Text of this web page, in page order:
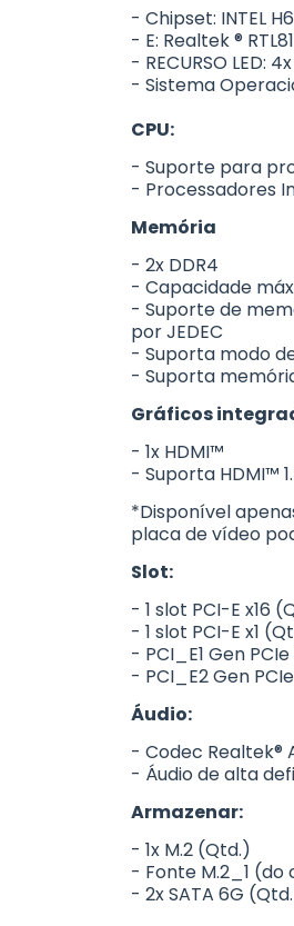
- Chipset: INTEL
- E: Realtek ®
- RECURSO LED:
- Sistema
CPU:
- Suporte para
- Processadores
Memória
- 2x DDR4
- Capacidade
- Suporte de
por JEDEC
- Suporta modo
- Suporta
Gráficos
- 1x HDMI™
- Suporta HDMI™
*Disponível
placa de vídeo
Slot:
- 1 slot PCI-E x16
- 1 slot PCI-E x1
- PCI_E1 Gen
- PCI_E2 Gen
Áudio:
- Codec Realtek®
- Áudio de alta
Armazenar:
- 1x M.2 (Qtd.)
- Fonte M.2_1
- 2x SATA 6G